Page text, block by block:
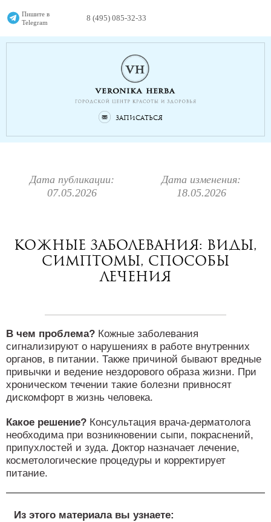
Пишите в
Telegram
8 (495) 085-32-33
Записаться
Дата публикации:
07.05.2026
Дата изменения:
18.05.2026
Кожные заболевания: виды,
симптомы, способы
лечения
В чем проблема? Кожные заболевания
сигнализируют о нарушениях в работе внутренних
органов, в питании. Также причиной бывают вредные
привычки и ведение нездорового образа жизни. При
хроническом течении такие болезни привносят
дискомфорт в жизнь человека.
Какое решение? Консультация врача-дерматолога
необходима при возникновении сыпи, покраснений,
припухлостей и зуда. Доктор назначает лечение,
косметологические процедуры и корректирует
питание.
Из этого материала вы узнаете: